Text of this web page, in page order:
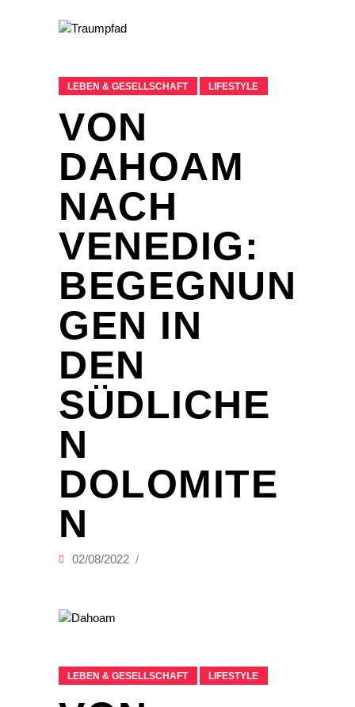
LEBEN & GESELLSCHAFT LIFESTYLE
VON
DAHOAM
NACH
VENEDIG:
BEGEGNUN
GEN IN
DEN
SÜDLICHE
N
DOLOMITE
N
02/08/2022
LEBEN & GESELLSCHAFT LIFESTYLE